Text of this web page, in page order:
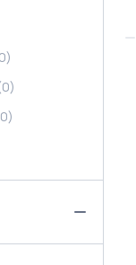
0)
0)
0)